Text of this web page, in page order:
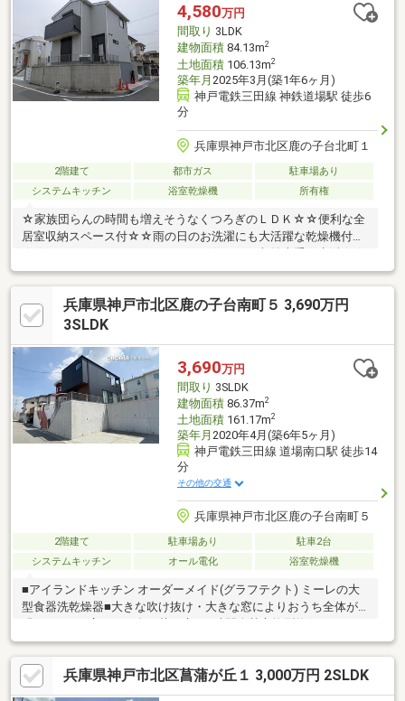
4,580万円
間取り 3LDK
建物面積84.13m2
土地面積106.13m2
築年月 2025年3月(築1年6ヶ月)
神戸電鉄三田線 神鉄道場駅 徒歩6
分
兵庫県神戸市北区鹿の子台北町１
2階建て 都市ガス
駐車場あり
システムキッチン
浴室乾燥機 所有権
☆家族団らんの時間も増えそうなくつろぎのＬＤＫ☆☆便利な全
居室収納スペース付☆☆雨の日のお洗濯にも大活躍な乾燥機付
食器洗乾燥機付で忙しいママをサポート☆☆閑静な住宅地で小さ
なお子様がいるご家族にも安心☆
兵庫県神戸市北区鹿の子台南町５ 3,690万円
3SLDK
3,690万円
間取り 3SLDK
建物面積86.37m2
土地面積161.17m2
築年月 2020年4月(築6年5ヶ月)
神戸電鉄三田線 道場南口駅 徒歩14
分
その他の交通
兵庫県神戸市北区鹿の子台南町５
2階建て 駐車場あり
駐車2台
システムキッチン
オール電化 浴室乾燥機
■アイランドキッチン オーダーメイド(グラフテクト) ミーレの大
型食器洗乾燥器■大きな吹け抜け・大きな窓によりおうち全体が
(澄家) ・・・第一種換気■オール電化・太陽光パネル(7.52kw)・
蓄電池 (光熱費大幅削減)■気密施工・気密測定済み(C値 0.2)■耐
震等級2■神鉄「道場南口」駅徒歩圏内■周辺に買物施設が多数あ
り生活至便
兵庫県神戸市北区菖蒲が丘１ 3,000万円 2SLDK